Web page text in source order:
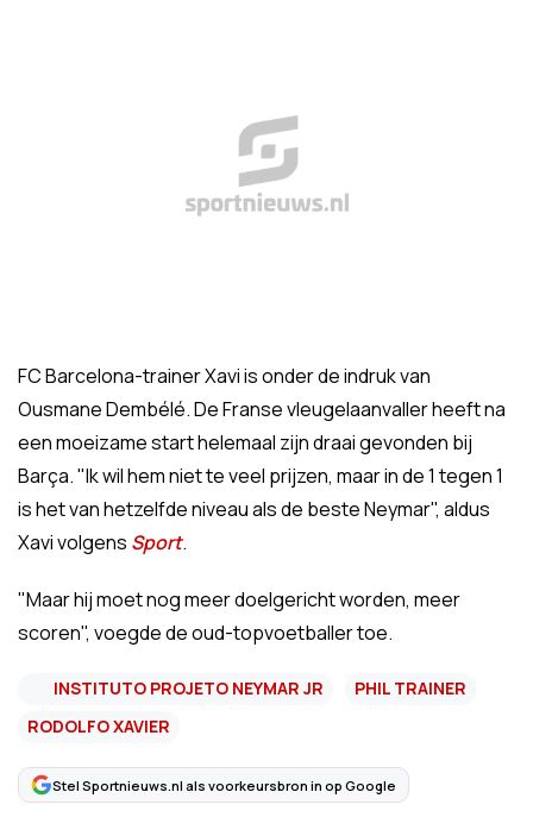
FC Barcelona-trainer Xavi is onder de indruk van
Ousmane Dembélé. De Franse vleugelaanvaller heeft na
een moeizame start helemaal zijn draai gevonden bij
Barça. "Ik wil hem niet te veel prijzen, maar in de 1 tegen 1
is het van hetzelfde niveau als de beste Neymar", aldus
Xavi volgens Sport.
"Maar hij moet nog meer doelgericht worden, meer
scoren", voegde de oud-topvoetballer toe.
INSTITUTO PROJETO NEYMAR JR
PHIL TRAINER
RODOLFO XAVIER
Stel Sportnieuws.nl als voorkeursbron in op Google